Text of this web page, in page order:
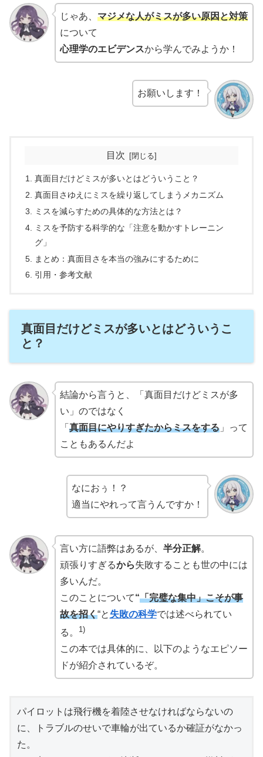
じゃあ、 マジメな人がミスが多い原因と対策
について
心理学のエビデンスから学んでみようか！
お願いします！
目次
真面目だけどミスが多いとはどういうこと？
真面目さゆえにミスを繰り返してしまうメカニズム
ミスを減らすための具体的な方法とは？
ミスを予防する科学的な「注意を動かすトレーニン
グ」
まとめ：真面目さを本当の強みにするために
引用・参考文献
真面目だけどミスが多いとはどういうこ
と？
結論から言うと、「真面目だけどミスが多
い」のではなく
「 真面目にやりすぎたからミスをする」って
こともあるんだよ
なにおぅ！？
適当にやれって言うんですか！
言い方に語弊はあるが、 半分正解。
頑張りすぎるから失敗することも世の中には
多いんだ。
このことについて“「完璧な集中」こそが事
故を招く“と 失敗の科学では述べられてい
る。
1)
この本では具体的に、以下のようなエピソー
ドが紹介されているぞ。
パイロットは飛行機を着陸させなければならないの
に、トラブルのせいで車輪が出ているか確証がなかっ
た。